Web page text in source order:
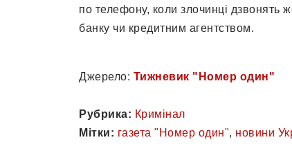
по телефону, коли злочинці дзвонять
банку чи кредитним агентством.
Джерело: Тижневик "Номер один"
Рубрика: Кримінал
Мітки: газета "Номер один", новини